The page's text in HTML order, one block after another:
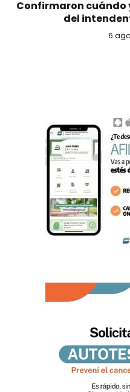
Confirmaron cuándo
del
6